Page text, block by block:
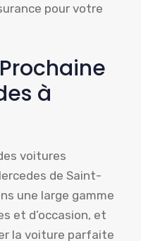
pour votre
à
voitures
de Saint-
une large gamme
et d’occasion, et
la voiture parfaite